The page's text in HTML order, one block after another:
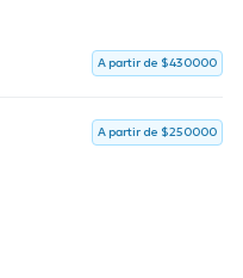
A partir de $430000
A partir de $250000